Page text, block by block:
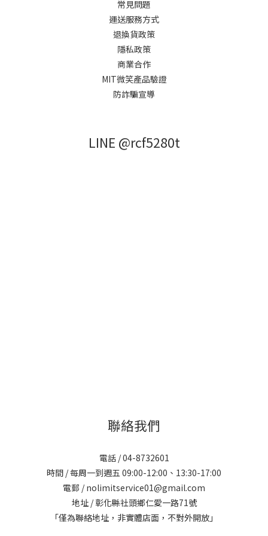
常見問題
運送服務方式
退換貨政策
隱私政策
商業合作
MIT微笑產品驗證
防詐騙宣導
LINE @rcf5280t
聯絡我們
電話 / 04-8732601
時間 / 每周一到週五 09:00-12:00、13:30-17:00
電郵 / nolimitservice01@gmail.com
地址 / 彰化縣社頭鄉仁愛一路71號
「僅為聯絡地址，非實體店面，不對外開放」